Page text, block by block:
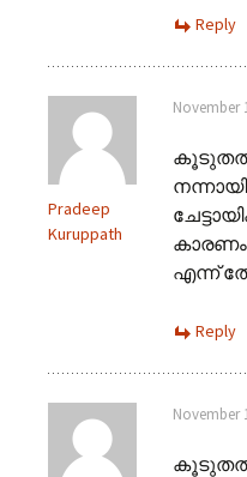
Reply
Pradeep
Kuruppath
November
കൂടുതല്‍
കാരണം
എന്ന്
Reply
November
കൂടുതല്‍